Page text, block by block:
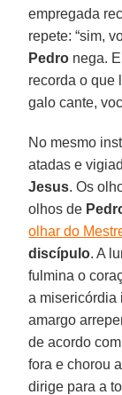
empregada
repete: “sim,
Pedro nega.
recorda o que
galo cante,
No mesmo
atadas e
Jesus. Os
olhos de
olhar do
discípulo. A
fulmina o
a misericórdia
amargo
de acordo
fora e chorou
dirige para a